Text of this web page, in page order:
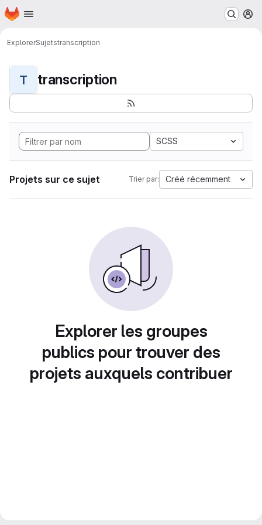
Passer au contenu principal
Page d'accueil
ExplorerSujetstranscription
T transcription
SCSS
Projets sur ce sujet Trier par: Créé récemment
Explorer les groupes
publics pour trouver des
projets auxquels contribuer